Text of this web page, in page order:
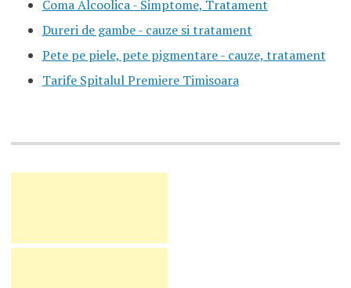
Coma Alcoolica - Simptome, Tratament
Dureri de gambe - cauze si tratament
Pete pe piele, pete pigmentare - cauze, tratament
Tarife Spitalul Premiere Timisoara